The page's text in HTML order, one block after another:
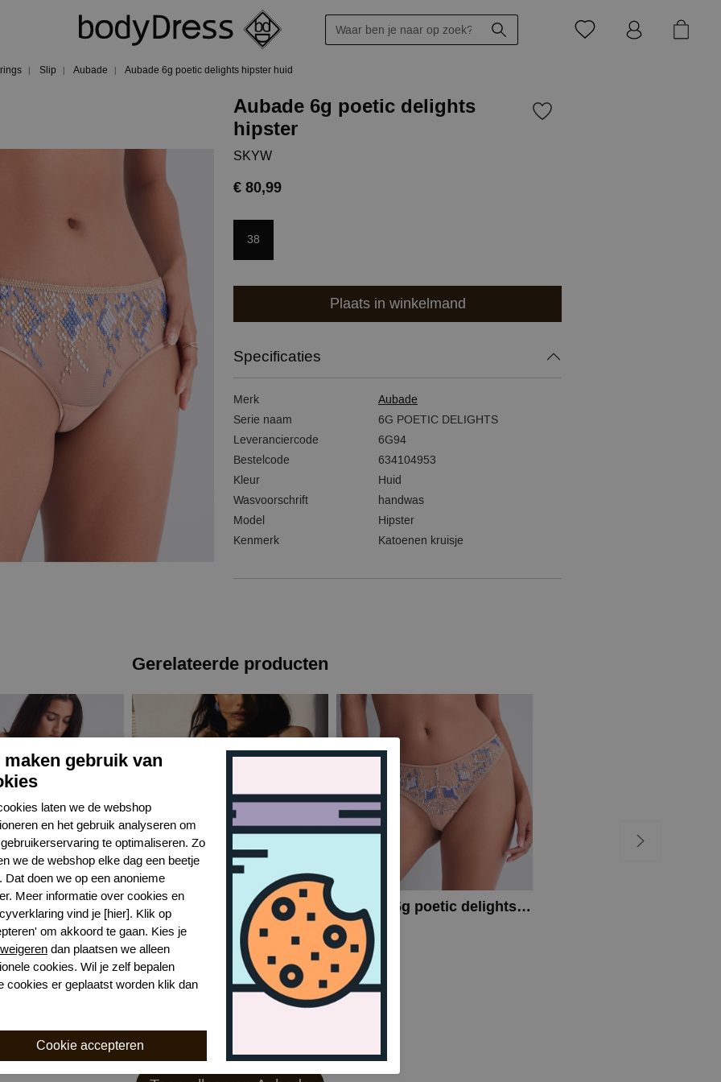
Slip Aubade Aubade 6g poetic delights hipster huid
Aubade 6g poetic delights
hipster
SKYW
€ 80,99
38
Plaats in winkelmand
Specificaties
Merk
Aubade
Serie naam
6G POETIC DELIGHTS
Leveranciercode
6G94
Bestelcode
634104953
Kleur
Huid
Wasvoorschrift
handwas
Model
Hipster
Kenmerk
Katoenen kruisje
Gerelateerde producten
Aubade 6g poetic delights voorgevormd bh Aubade 6g poetic delights beugel bh
SKYW
€ 115,99
Aubade 6g poetic delights string
SKYW
€ 65,99
gebruik van
laten we de webshop
en het gebruik analyseren om
te optimaliseren. Zo
we de webshop elke dag een beetje
Dat doen we op een anonieme
Meer informatie over cookies en
vind je [hier]. Klik op
om akkoord te gaan. Kies je
weigeren dan plaatsen we alleen
cookies. Wil je zelf bepalen
cookies er geplaatst worden klik dan